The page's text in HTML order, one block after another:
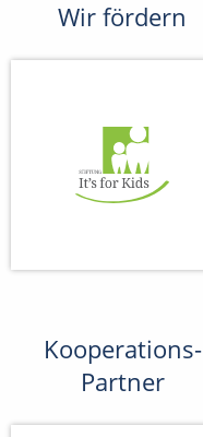
Wir fördern
Kooperations-
Partner